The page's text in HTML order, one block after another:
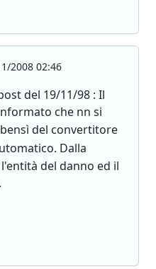
2008 02:46
del 19/11/98 : Il
che nn si
del convertitore
Dalla
del danno ed il